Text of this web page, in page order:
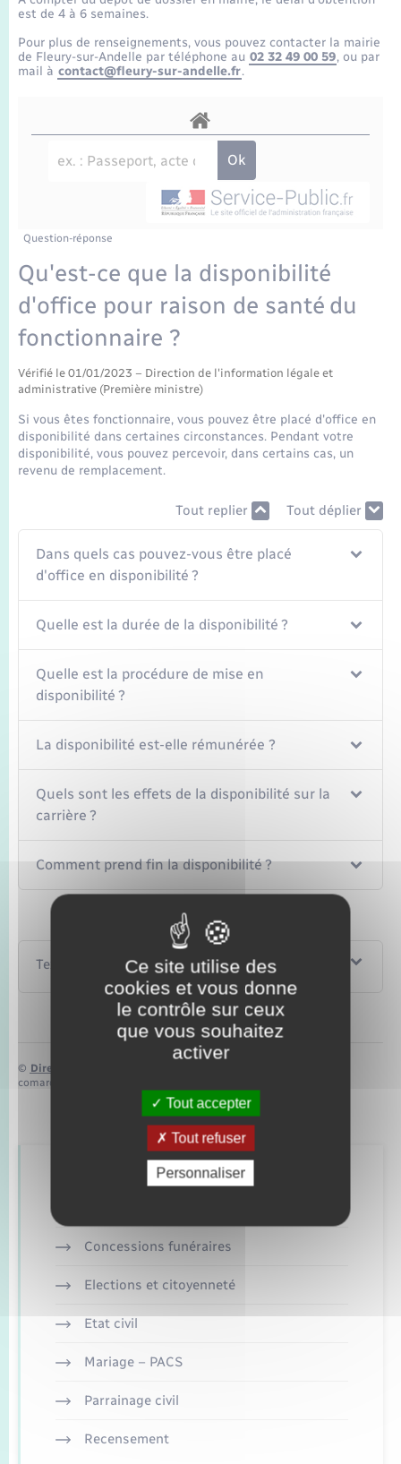
Etat-civil - Papiers - Citoyenneté
Mariage – PACS
Recensement
Loisirs
Organisation d’événement
Transports
Transports scolaires
Voirie et espace public
Travaux - Autorisation d’occupation de l’espace
public
Compétences
Présentation de la commune
La Communauté de communes
est de 4 à 6 semaines.
Pour plus de renseignements, vous pouvez contacter la mairie
de Fleury-sur-Andelle par téléphone au 02 32 49 00 59, ou par
mail à contact@fleury-sur-andelle.fr.
Question-réponse
Qu'est-ce que la disponibilité
d'office pour raison de santé du
fonctionnaire ?
Vérifié le 01/01/2023 – Direction de l'information légale et
administrative (Première ministre)
Si vous êtes fonctionnaire, vous pouvez être placé d'office en
disponibilité dans certaines circonstances. Pendant votre
disponibilité, vous pouvez percevoir, dans certains cas, un
revenu de remplacement.
Tout replier Tout déplier
Dans quels cas pouvez-vous être placé
d'office en disponibilité ?
Quelle est la durée de la disponibilité ?
Quelle est la procédure de mise en
disponibilité ?
La disponibilité est-elle rémunérée ?
Quels sont les effets de la disponibilité sur la
carrière ?
Comment prend fin la disponibilité ?
Textes de référence
© Direction de l’information légale et administrative
comarquage developpé par
Retrouvez aussi
Concessions funéraires
Elections et citoyenneté
Etat civil
Mariage – PACS
Parrainage civil
Recensement
Ce site utilise des
cookies et vous donne
le contrôle sur ceux
que vous souhaitez
activer
Tout accepter
Tout refuser
Personnaliser